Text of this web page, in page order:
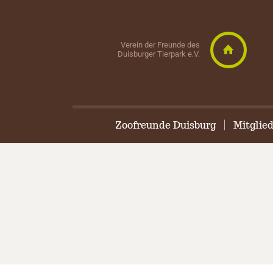
Verein der Freunde des
Duisburger Tierpark e.V.
Zoofreunde Duisburg